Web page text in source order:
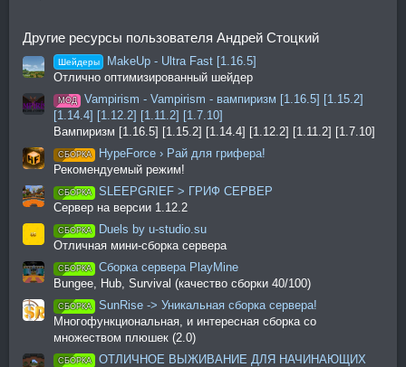
Другие ресурсы пользователя Андрей Стоцкий
Шейдеры
MakeUp - Ultra Fast [1.16.5]
Отлично оптимизированный шейдер
МОД
Vampirism - Vampirism - вампиризм [1.16.5] [1.15.2]
[1.14.4] [1.12.2] [1.11.2] [1.7.10]
Вампиризм [1.16.5] [1.15.2] [1.14.4] [1.12.2] [1.11.2] [1.7.10]
СБОРКА
HypeForce › Рай для грифера!
Рекомендуемый режим!
СБОРКА
SLEEPGRIEF > ГРИФ СЕРВЕР
Сервер на версии 1.12.2
СБОРКА
Duels by u-studio.su
Отличная мини-сборка сервера
СБОРКА
Сборка сервера PlayMine
Bungee, Hub, Survival (качество сборки 40/100)
СБОРКА
SunRise -> Уникальная сборка сервера!
Многофункциональная, и интересная сборка со
множеством плюшек (2.0)
СБОРКА
ОТЛИЧНОЕ ВЫЖИВАНИЕ ДЛЯ НАЧИНАЮЩИХ